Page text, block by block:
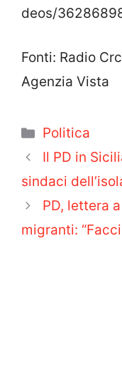
deos/
Fonti: Radio
Agenzia Vista
Categorie
Politica
Il PD in
sindaci
PD, lettera
migranti: